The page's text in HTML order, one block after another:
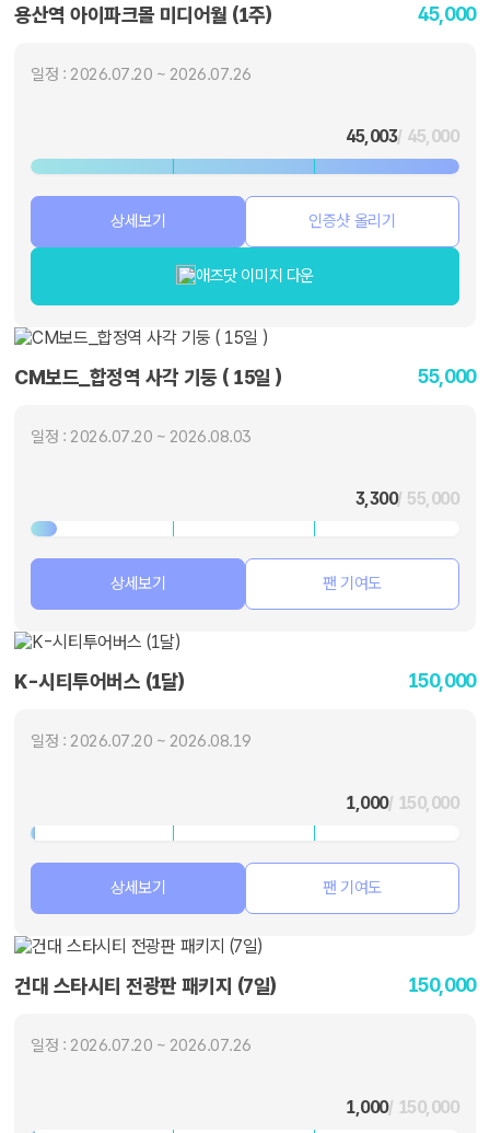
용산역 아이파크몰 미디어월 (1주) 45,000
일정 : 2026.07.20 ~ 2026.07.26
45,003/ 45,000
상세보기 인증샷 올리기
애즈닷 이미지 다운
CM보드_합정역 사각 기둥 ( 15일 ) 55,000
일정 : 2026.07.20 ~ 2026.08.03
3,300/ 55,000
상세보기 팬 기여도
K-시티투어버스 (1달) 150,000
일정 : 2026.07.20 ~ 2026.08.19
1,000/ 150,000
상세보기 팬 기여도
건대 스타시티 전광판 패키지 (7일) 150,000
일정 : 2026.07.20 ~ 2026.07.26
1,000/ 150,000